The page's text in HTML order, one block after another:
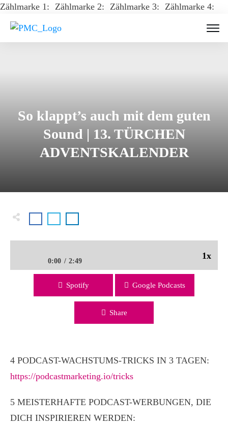
Zählmarke 1: Zählmarke 2: Zählmarke 3: Zählmarke 4:
So klappt’s auch mit dem guten
Sound | 13. TÜRCHEN
ADVENTSKALENDER
1x
0:00 2:49
So klappt’s auch mit dem guten Sound | 13. TÜRCHEN
ADVENTSKALENDER
Spotify Google Podcasts
Share
4 PODCAST-WACHSTUMS-TRICKS IN 3 TAGEN:
https://podcastmarketing.io/tricks
5 MEISTERHAFTE PODCAST-WERBUNGEN, DIE
DICH INSPIRIEREN WERDEN: